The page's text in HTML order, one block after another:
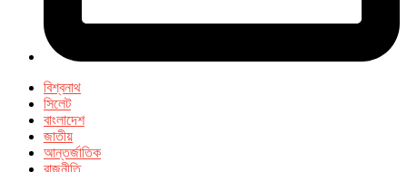
বিশ্বনাথ
সিলেট
বাংলাদেশ
জাতীয়
আন্তর্জাতিক
রাজনীতি